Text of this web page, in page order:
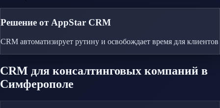
Решение от AppStar CRM
CRM автоматизирует рутину и освобождает время для клиентов
CRM для консалтинговых компаний в
Симферополе